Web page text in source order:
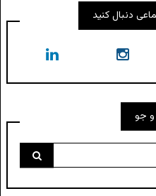
دنبال کنید
جو